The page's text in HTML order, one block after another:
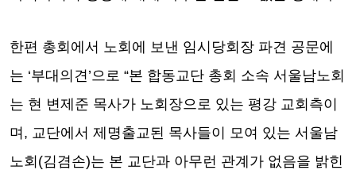
한편 총회에서 노회에 보낸 임시당회장 파견 공문에
는 ‘부대의견’으로 “본 합동교단 총회 소속 서울남노회
는 현 변제준 목사가 노회장으로 있는 평강 교회측이
며, 교단에서 제명출교된 목사들이 모여 있는 서울남
노회(김겸손)는 본 교단과 아무런 관계가 없음을 밝힌